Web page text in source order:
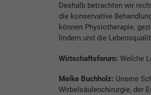
Deshalb betrachten wir
die konservative
können Physiotherapie,
lindern und die
Wirtschaftsforum: Welche
Meike Buchholz: Unsere
Wirbelsäulenchirurgie, der